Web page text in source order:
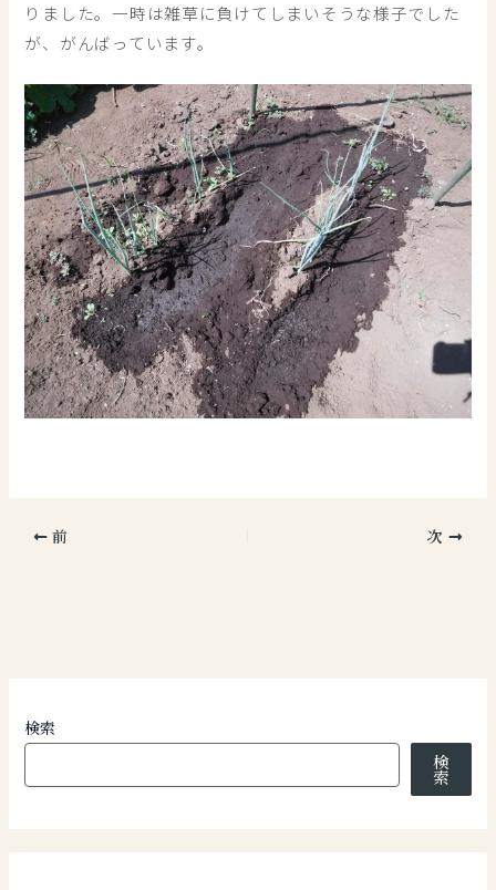
りました。一時は雑草に負けてしまいそうな様子でした
が、がんばっています。
前 次
検索
検
索